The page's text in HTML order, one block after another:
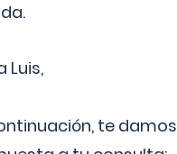
Luis,
te damos